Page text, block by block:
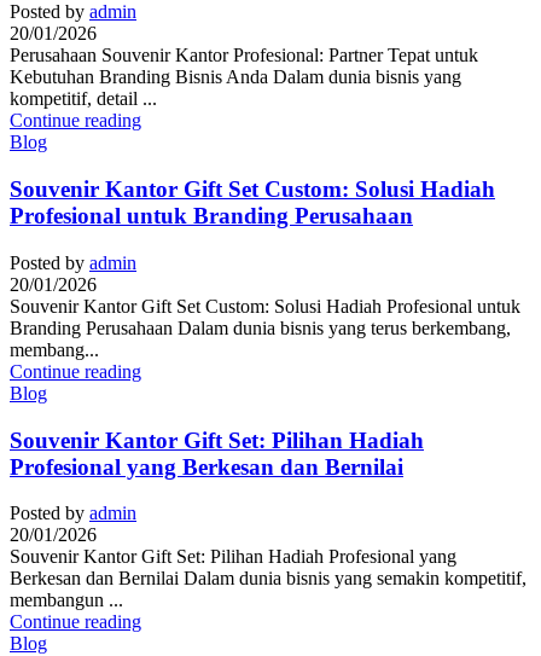
Posted by admin
20/01/2026
Perusahaan Souvenir Kantor Profesional: Partner Tepat untuk
Kebutuhan Branding Bisnis Anda Dalam dunia bisnis yang
kompetitif, detail ...
Continue reading
Blog
Souvenir Kantor Gift Set Custom: Solusi Hadiah
Profesional untuk Branding Perusahaan
Posted by admin
20/01/2026
Souvenir Kantor Gift Set Custom: Solusi Hadiah Profesional untuk
Branding Perusahaan Dalam dunia bisnis yang terus berkembang,
membang...
Continue reading
Blog
Souvenir Kantor Gift Set: Pilihan Hadiah
Profesional yang Berkesan dan Bernilai
Posted by admin
20/01/2026
Souvenir Kantor Gift Set: Pilihan Hadiah Profesional yang
Berkesan dan Bernilai Dalam dunia bisnis yang semakin kompetitif,
membangun ...
Continue reading
Blog